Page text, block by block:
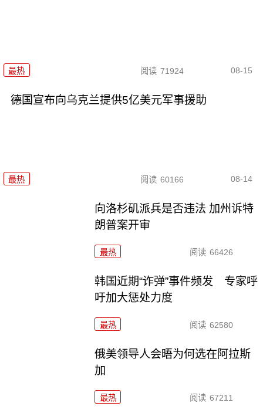
最热 阅读 71924 08-15
德国宣布向乌克兰提供5亿美元军事援助
最热 阅读 60166 08-14
向洛杉矶派兵是否违法 加州诉特
朗普案开审
最热 阅读 66426
韩国近期“诈弹”事件频发 专家呼
吁加大惩处力度
最热 阅读 62580
俄美领导人会晤为何选在阿拉斯
加
最热 阅读 67211